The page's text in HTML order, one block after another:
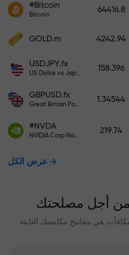
كلما زاد مبلغ الإيداع، زادت
#Bitcoin
Bitcoin
64416.8
GOLD.m 4242.94
USDJPY.fx
US Dollar vs Japanese Yen
158.396
GBPUSD.fx
Great Britain Pound vs US Dollar
1.34544
#NVDA
NVIDIA Corp Nasdaq Stock Exchange (Nasdaq) USD
219.74
عرض الكل
أجل مصلحتك
هي مفاتيح مكاسبك الثابتة